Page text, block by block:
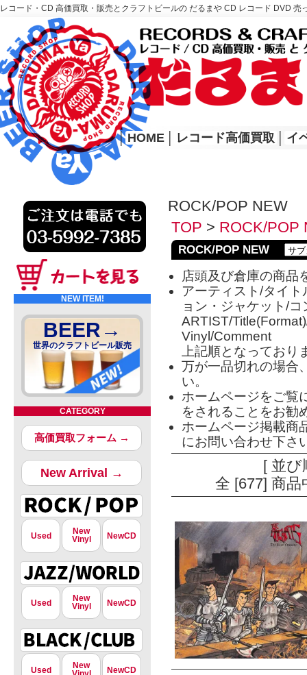
レコード・CD 高価買取・販売とクラフトビールの だるまや CD レコード DVD
レコード高価買取はこちら
HOME
│ HOME レコード高価買取 イ
NEW ITEM!
BEER→
世界のクラフトビール販売
CATEGORY
高価買取フォーム →
New Arrival →
Used
New
Vinyl
NewCD
Used
New
Vinyl
NewCD
Used
New
NewCD
ROCK/POP NEW
TOP > ROCK/POP
ROCK/POP NEW
店頭及び倉庫の商品
アーティスト/タイ
ョン・ジャケット/
ARTIST/
Vinyl/Comment
上記順となっており
万が一品切れの場合
い。
ホームページをご覧
をされることをお勧
ホームページ掲載商
にお問い合わせ下さ
[ 並
全 [677] 商